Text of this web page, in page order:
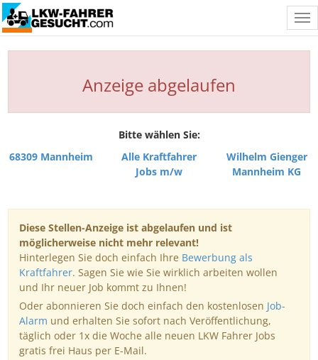
Anzeige abgelaufen
Bitte wählen Sie:
68309 Mannheim
Alle Kraftfahrer
Jobs m/w
Wilhelm Gienger
Mannheim KG
Diese Stellen-Anzeige ist abgelaufen und ist
möglicherweise nicht mehr relevant!
Hinterlegen Sie doch einfach Ihre Bewerbung als
Kraftfahrer. Sagen Sie wie Sie wirklich arbeiten wollen
und Ihr neuer Job kommt zu Ihnen!
Oder abonnieren Sie doch einfach den kostenlosen Job-
Alarm und erhalten Sie sofort nach Veröffentlichung,
täglich oder 1x die Woche alle neuen LKW Fahrer Jobs
gratis frei Haus per E-Mail.